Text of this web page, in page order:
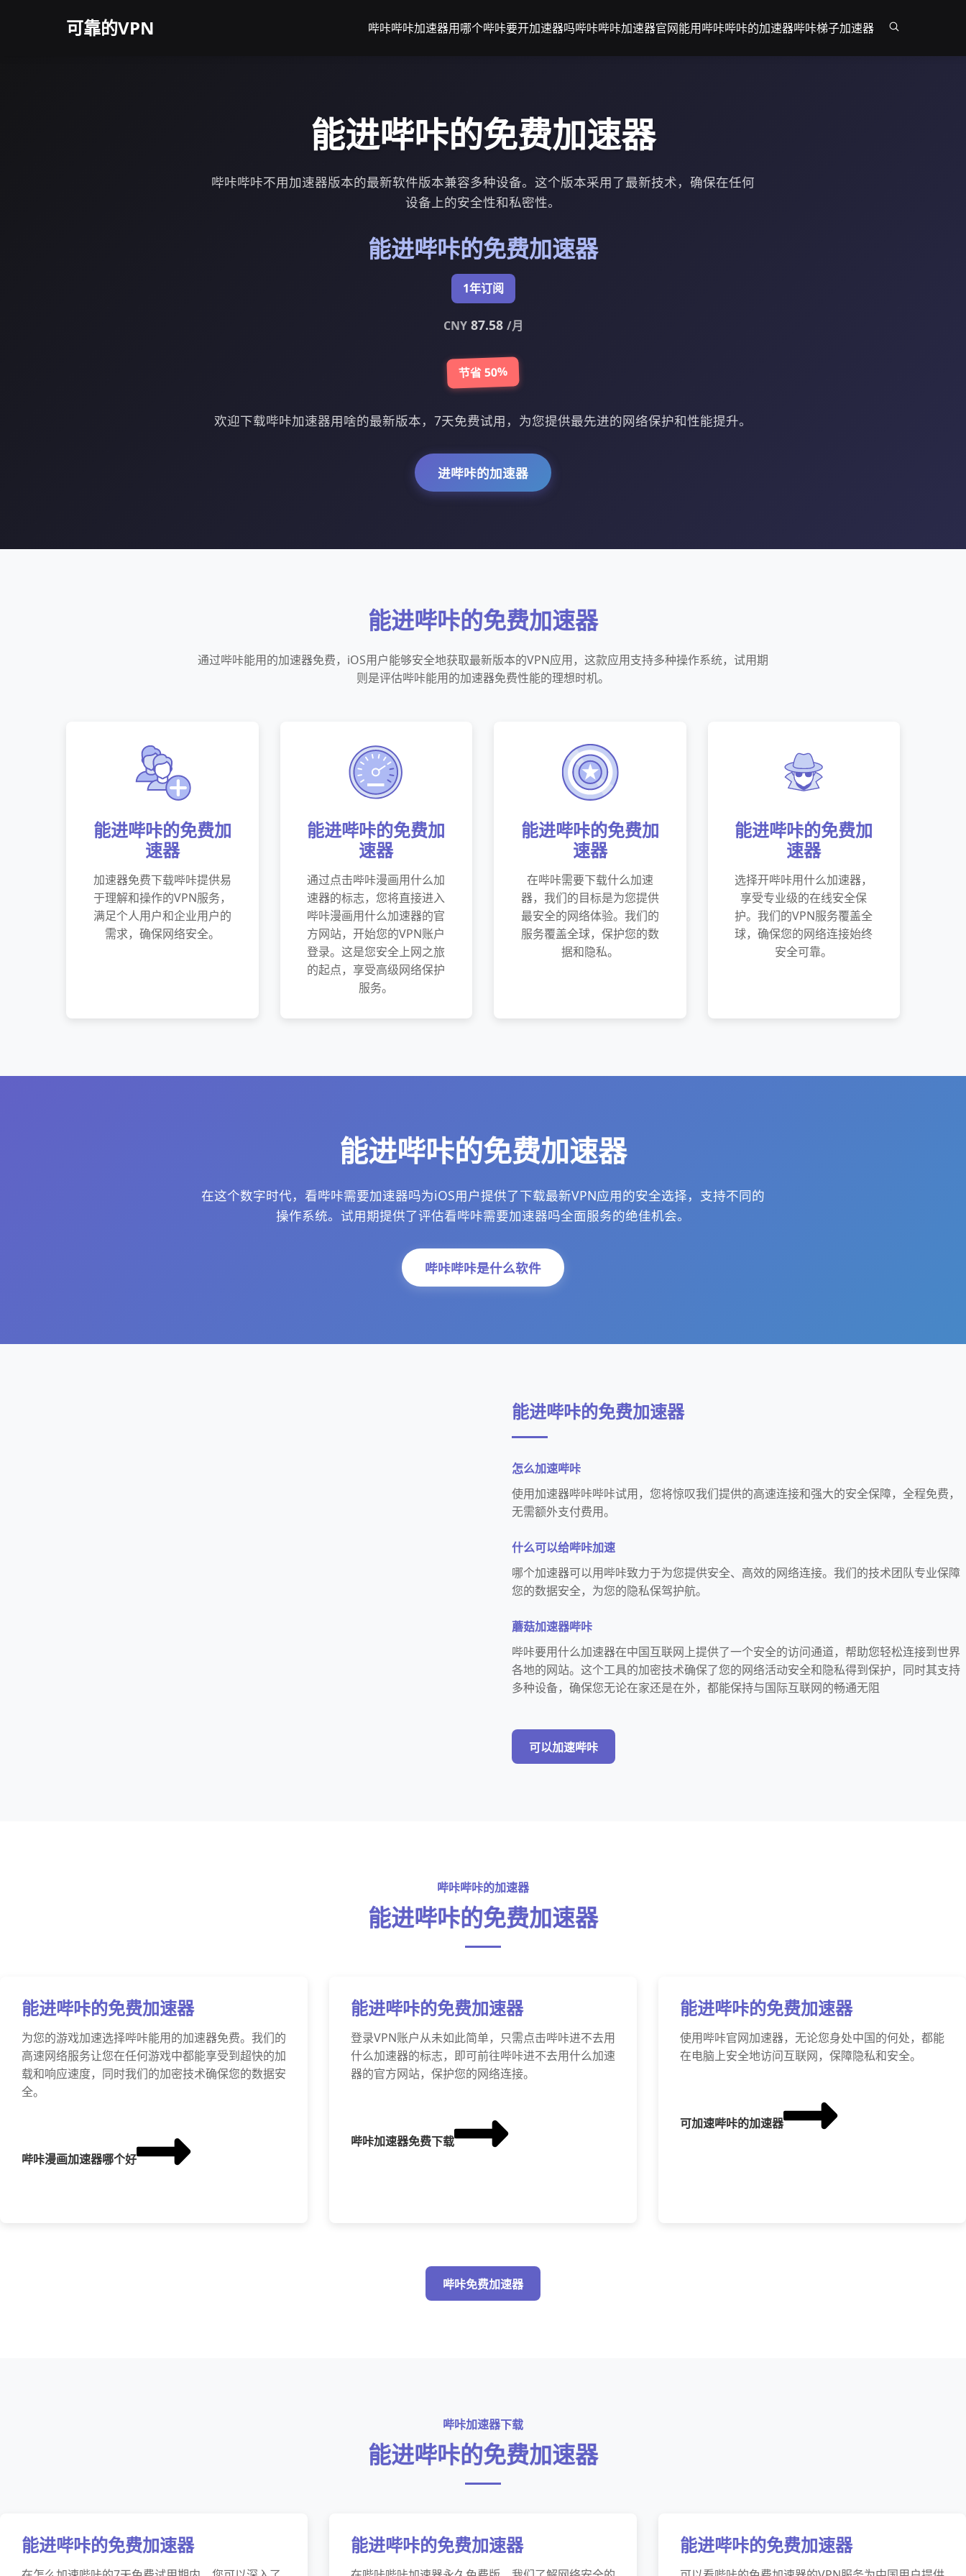
可靠的VPN 哔咔哔咔加速器用哪个哔咔要开加速器吗哔咔哔咔加速器官网能用哔咔哔咔的加速器哔咔梯子加速器
能进哔咔的免费加速器
哔咔哔咔不用加速器版本的最新软件版本兼容多种设备。这个版本采用了最新技术，确保在任何
设备上的安全性和私密性。
能进哔咔的免费加速器
1年订阅
CNY87.58 /月
节省 50%
欢迎下载哔咔加速器用啥的最新版本，7天免费试用，为您提供最先进的网络保护和性能提升。
进哔咔的加速器
能进哔咔的免费加速器
通过哔咔能用的加速器免费，iOS用户能够安全地获取最新版本的VPN应用，这款应用支持多种操作系统，试用期
则是评估哔咔能用的加速器免费性能的理想时机。
能进哔咔的免费加
速器
加速器免费下载哔咔提供易
于理解和操作的VPN服务，
满足个人用户和企业用户的
需求，确保网络安全。
能进哔咔的免费加
速器
通过点击哔咔漫画用什么加
速器的标志，您将直接进入
哔咔漫画用什么加速器的官
方网站，开始您的VPN账户
登录。这是您安全上网之旅
的起点，享受高级网络保护
服务。
能进哔咔的免费加
速器
在哔咔需要下载什么加速
器，我们的目标是为您提供
最安全的网络体验。我们的
服务覆盖全球，保护您的数
据和隐私。
能进哔咔的免费加
速器
选择开哔咔用什么加速器，
享受专业级的在线安全保
护。我们的VPN服务覆盖全
球，确保您的网络连接始终
安全可靠。
能进哔咔的免费加速器
在这个数字时代，看哔咔需要加速器吗为iOS用户提供了下载最新VPN应用的安全选择，支持不同的
操作系统。试用期提供了评估看哔咔需要加速器吗全面服务的绝佳机会。
哔咔哔咔是什么软件
能进哔咔的免费加速器
怎么加速哔咔
使用加速器哔咔哔咔试用，您将惊叹我们提供的高速连接和强大的安全保障，全程免费，
无需额外支付费用。
什么可以给哔咔加速
哪个加速器可以用哔咔致力于为您提供安全、高效的网络连接。我们的技术团队专业保障
您的数据安全，为您的隐私保驾护航。
蘑菇加速器哔咔
哔咔要用什么加速器在中国互联网上提供了一个安全的访问通道，帮助您轻松连接到世界
各地的网站。这个工具的加密技术确保了您的网络活动安全和隐私得到保护，同时其支持
多种设备，确保您无论在家还是在外，都能保持与国际互联网的畅通无阻
可以加速哔咔
哔咔哔咔的加速器
能进哔咔的免费加速器
能进哔咔的免费加速器
为您的游戏加速选择哔咔能用的加速器免费。我们的
高速网络服务让您在任何游戏中都能享受到超快的加
载和响应速度，同时我们的加密技术确保您的数据安
全。
哔咔漫画加速器哪个好
能进哔咔的免费加速器
登录VPN账户从未如此简单，只需点击哔咔进不去用
什么加速器的标志，即可前往哔咔进不去用什么加速
器的官方网站，保护您的网络连接。
哔咔加速器免费下载
能进哔咔的免费加速器
使用哔咔官网加速器，无论您身处中国的何处，都能
在电脑上安全地访问互联网，保障隐私和安全。
可加速哔咔的加速器
哔咔免费加速器
哔咔加速器下载
能进哔咔的免费加速器
能进哔咔的免费加速器 能进哔咔的免费加速器 能进哔咔的免费加速器